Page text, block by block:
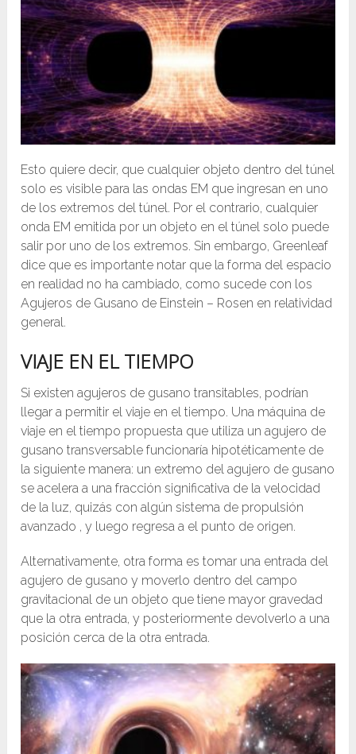
Esto quiere decir, que cualquier objeto dentro del túnel
solo es visible para las ondas EM que ingresan en uno
de los extremos del túnel. Por el contrario, cualquier
onda EM emitida por un objeto en el túnel solo puede
salir por uno de los extremos. Sin embargo, Greenleaf
dice que es importante notar que la forma del espacio
en realidad no ha cambiado, como sucede con los
Agujeros de Gusano de Einstein – Rosen en relatividad
general.
VIAJE EN EL TIEMPO
Si existen agujeros de gusano transitables, podrían
llegar a permitir el viaje en el tiempo. Una máquina de
viaje en el tiempo propuesta que utiliza un agujero de
gusano transversable funcionaría hipotéticamente de
la siguiente manera: un extremo del agujero de gusano
se acelera a una fracción significativa de la velocidad
de la luz, quizás con algún sistema de propulsión
avanzado , y luego regresa a el punto de origen.
Alternativamente, otra forma es tomar una entrada del
agujero de gusano y moverlo dentro del campo
gravitacional de un objeto que tiene mayor gravedad
que la otra entrada, y posteriormente devolverlo a una
posición cerca de la otra entrada.